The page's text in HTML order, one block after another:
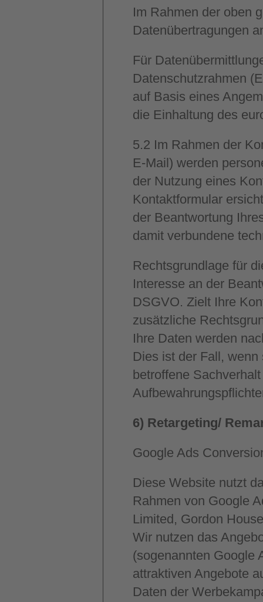
Im Rahmen der oben
Datenübertragungen
Für
Datenschutzrahmen
auf Basis eines
die Einhaltung des
5.2 Im Rahmen der
E-Mail) werden
der Nutzung eines
Kontaktformular
der Beantwortung
damit verbundene
Rechtsgrundlage für
Interesse an der
DSGVO. Zielt Ihre
zusätzliche
Ihre Daten werden
Dies ist der Fall,
betroffene
6) Retargeting/
Google Ads
Diese Website nutzt
Rahmen von Google
Limited, Gordon
Wir nutzen das
(sogenannten Google
attraktiven Angebote
Daten der